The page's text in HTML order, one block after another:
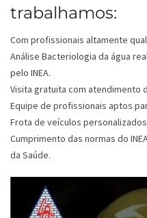
trabalhamos:
Com profissionais altamente
Análise Bacteriologia da água
pelo INEA.
Visita gratuita com atendimento
Equipe de profissionais aptos
Frota de veículos
Cumprimento das normas do
da Saúde.